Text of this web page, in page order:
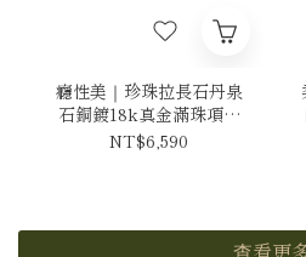
癮性美｜珍珠拉長石丹泉
石銅鍍18k真金滿珠項鍊
N0075-5
NT$6,590